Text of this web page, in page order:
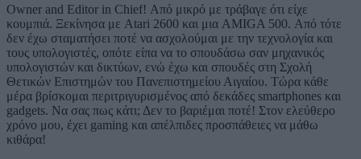
Owner and Editor in Chief! Από μικρό με τράβαγε ότι είχε
κουμπιά. Ξεκίνησα με Atari 2600 και μια AMIGA 500. Από τότε
δεν έχω σταματήσει ποτέ να ασχολούμαι με την τεχνολογία και
τους υπολογιστές, οπότε είπα να το σπουδάσω σαν μηχανικός
υπολογιστών και δικτύων, ενώ έχω και σπουδές στη Σχολή
Θετικών Επιστημών του Πανεπιστημείου Αιγαίου. Τώρα κάθε
μέρα βρίσκομαι περιτριγυρισμένος από δεκάδες smartphones και
gadgets. Να σας πως κάτι; Δεν το βαριέμαι ποτέ! Στον ελεύθερο
χρόνο μου, έχει gaming και απέλπιδες προσπάθειες να μάθω
κιθάρα!